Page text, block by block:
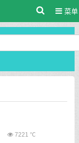
菜单
7221 ℃